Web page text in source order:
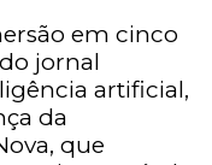
em cinco
jornal
artificial,
da
que